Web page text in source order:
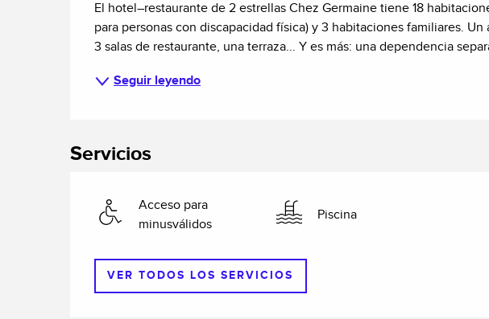
El hotel–restaurante de 2 estrellas Chez Germaine tiene 18
para personas con discapacidad física) y 3 habitaciones familiares.
3 salas de restaurante, una terraza... Y es más: una dependencia
Seguir leyendo
Servicios
Acceso para
minusválidos
Piscina
VER TODOS LOS SERVICIOS